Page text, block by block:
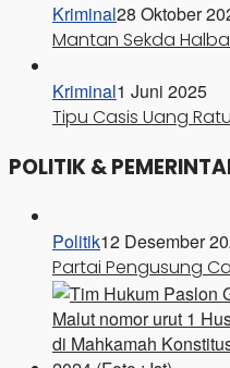
Kriminal28 Oktober
Mantan Sekda
Kriminal1 Juni 2025
Tipu Casis Uang
POLITIK &
Politik12 Desember
Partai Pengusung